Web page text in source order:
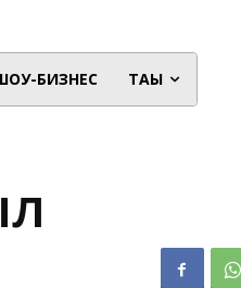
БИЗНЕС ТАҒЫ